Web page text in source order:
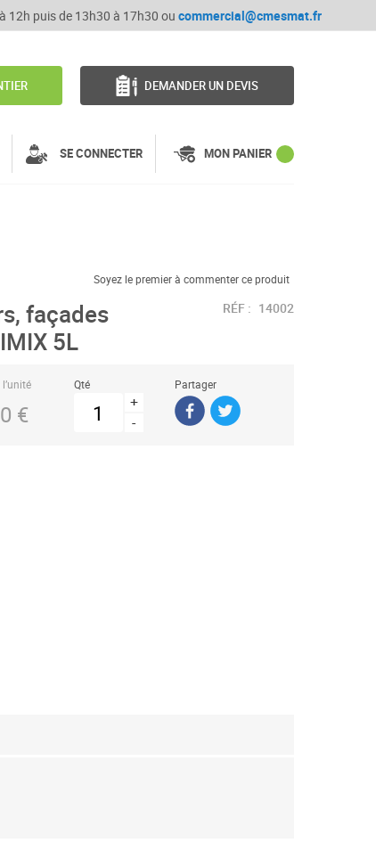
12h puis de 13h30 à 17h30 ou commercial@cmesmat.fr
DEMANDER UN DEVIS
SE CONNECTER MON PANIER
Soyez le premier à commenter ce produit
façades
5L
RÉF : 14002
€
Qté
+
-
Partager